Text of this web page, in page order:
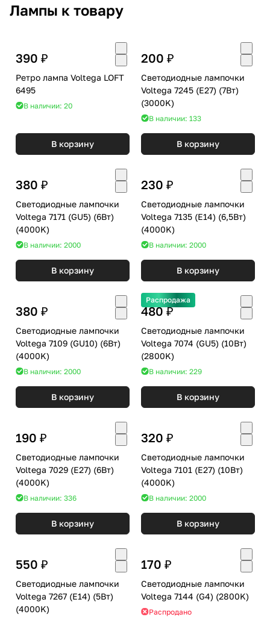
Лампы к товару
390 ₽
Ретро лампа Voltega LOFT
6495
В наличии: 20
В корзину
200 ₽
Светодиодные лампочки
Voltega 7245 (E27) (7Вт)
(3000K)
В наличии: 133
В корзину
380 ₽
Светодиодные лампочки
Voltega 7171 (GU5) (6Вт)
(4000K)
В наличии: 2000
В корзину
230 ₽
Светодиодные лампочки
Voltega 7135 (E14) (6,5Вт)
(4000K)
В наличии: 2000
В корзину
380 ₽
Светодиодные лампочки
Voltega 7109 (GU10) (6Вт)
(4000K)
В наличии: 2000
В корзину
Распродажа
480 ₽
Светодиодные лампочки
Voltega 7074 (GU5) (10Вт)
(2800K)
В наличии: 229
В корзину
190 ₽
Светодиодные лампочки
Voltega 7029 (E27) (6Вт)
(4000K)
В наличии: 336
В корзину
320 ₽
Светодиодные лампочки
Voltega 7101 (E27) (10Вт)
(4000K)
В наличии: 2000
В корзину
550 ₽
Светодиодные лампочки
Voltega 7267 (E14) (5Вт)
(4000K)
170 ₽
Светодиодные лампочки
Voltega 7144 (G4) (2800K)
Распродано